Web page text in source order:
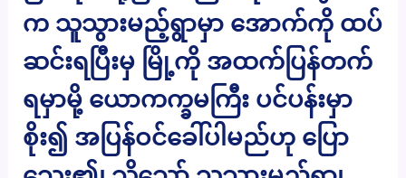
က သူသွားမည့်ရွာမှာ အောက်ကို ထပ်
ဆင်းရပြီးမှ မြို့ကို အထက်ပြန်တက်
ရမှာမို့ ယောကက္ခမကြီး ပင်ပန်းမှာ
စိုး၍ အပြန်ဝင်ခေါ်ပါမည်ဟု ပြော